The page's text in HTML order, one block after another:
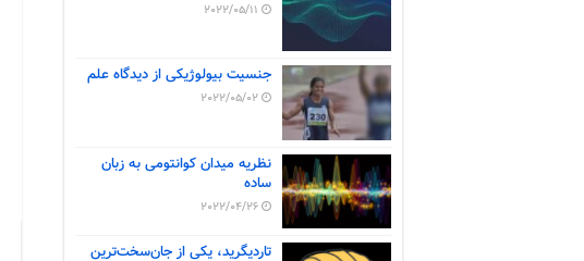
2022/05/11
جنسیت بیولوژیکی از دیدگاه علم
2022/05/02
نظریه میدان کوانتومی به زبان
ساده
2022/04/26
تاردیگرید، یکی از جان‌سخت‌ترین